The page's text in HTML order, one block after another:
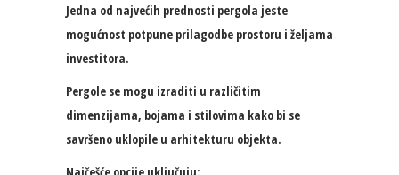
Jedna od najvećih prednosti pergola jeste
mogućnost potpune prilagodbe prostoru i željama
investitora.
Pergole se mogu izraditi u različitim
dimenzijama, bojama i stilovima kako bi se
savršeno uklopile u arhitekturu objekta.